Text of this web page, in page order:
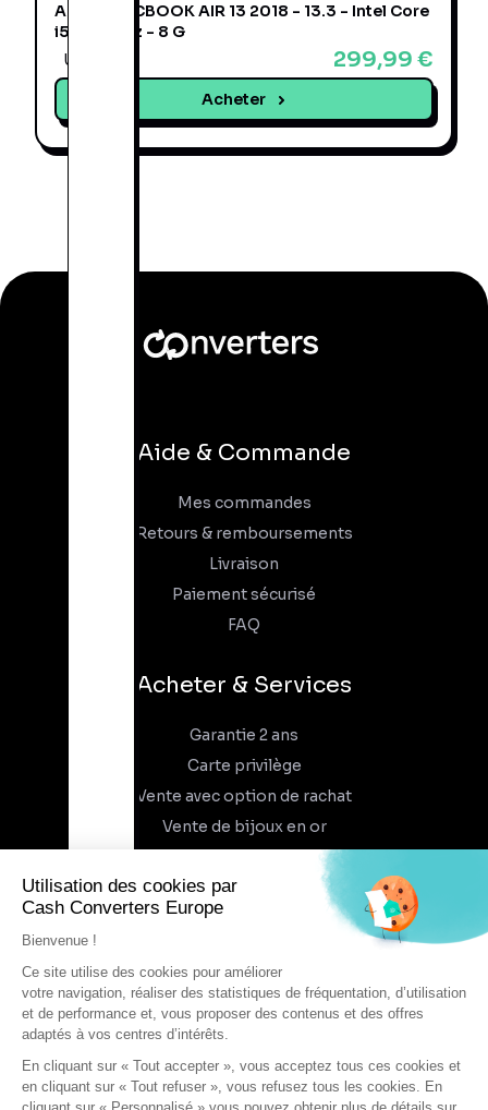
APPLE MACBOOK AIR 13 2018 - 13.3 - Intel Core
i5 - 1.6 GHz - 8 G
Une offre
299,99 €
Acheter
Aide & Commande
Mes commandes
Retours & remboursements
Livraison
Paiement sécurisé
FAQ
Acheter & Services
Garantie 2 ans
Carte privilège
Vente avec option de rachat
Vente de bijoux en or
À propos
Recrutement
Trouvez un magasin
Rejoindre l'aventure